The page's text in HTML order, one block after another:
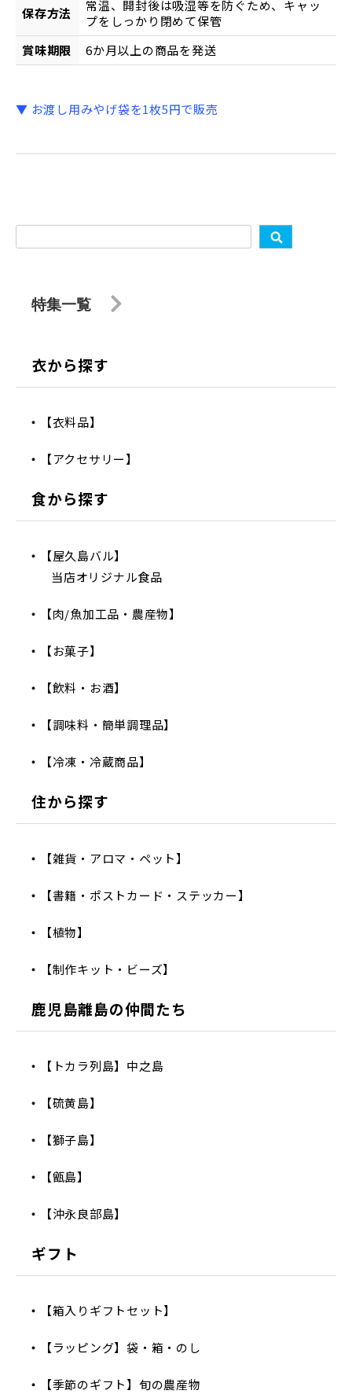
保存方法
常温、開封後は吸湿等を防ぐため、キャッ
プをしっかり閉めて保管
賞味期限
6か月以上の商品を発送
▼ お渡し用みやげ袋を1枚5円で販売
特集一覧
衣から探す
【衣料品】
【アクセサリー】
食から探す
【屋久島バル】
当店オリジナル食品
【肉/魚加工品・農産物】
【お菓子】
【飲料・お酒】
【調味料・簡単調理品】
【冷凍・冷蔵商品】
住から探す
【雑貨・アロマ・ペット】
【書籍・ポストカード・ステッカー】
【植物】
【制作キット・ビーズ】
鹿児島離島の仲間たち
【トカラ列島】中之島
【硫黄島】
【獅子島】
【甑島】
【沖永良部島】
ギフト
【箱入りギフトセット】
【ラッピング】袋・箱・のし
【季節のギフト】旬の農産物